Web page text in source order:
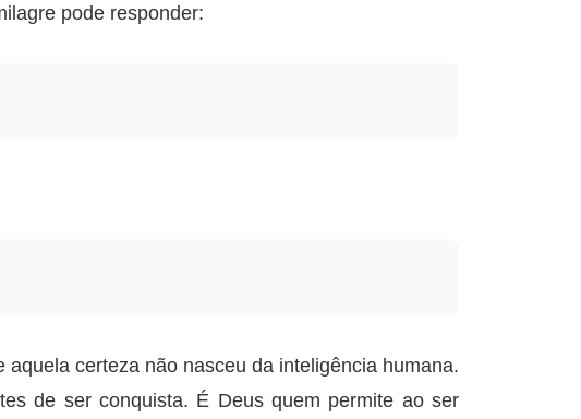
pode responder:
certeza não nasceu da inteligência humana.
de ser conquista. É Deus quem permite ao ser